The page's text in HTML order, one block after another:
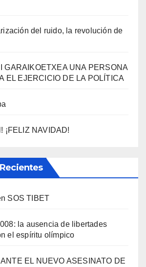
del ruido, la revolución de
GARAIKOETXEA UNA PERSONA
EL EJERCICIO DE LA POLÍTICA
¡FELIZ NAVIDAD!
SOS TIBET
la ausencia de libertades
el espí­ritu olí­mpico
ANTE EL NUEVO ASESINATO DE